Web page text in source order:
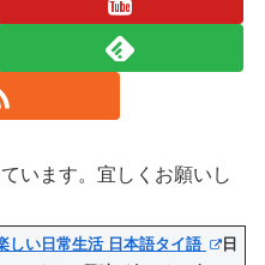
います。宜しくお願いし
しい日常生活 日本語タイ語
日